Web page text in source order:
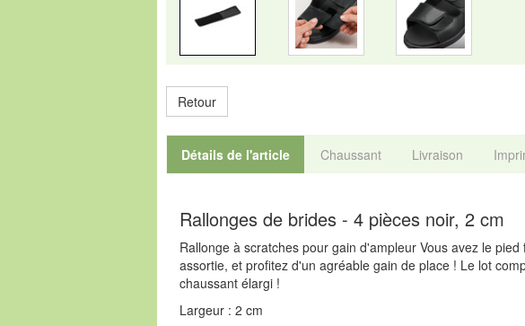
Retour
Détails de l'article Chaussant Livraison
Rallonges de brides - 4 pièces noir, 2 cm
Rallonge à scratches pour gain d'ampleur Vous avez le
assortie, et profitez d'un agréable gain de place ! Le lot
chaussant élargi !
Largeur : 2 cm